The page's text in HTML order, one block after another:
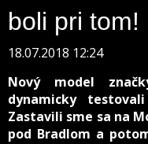
boli pri tom!
18.07.2018 12:24
Nový model
dynamicky
Zastavili sme sa na
pod Bradlom a